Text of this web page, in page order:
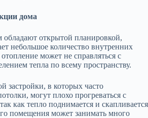
дома
обладают открытой планировкой,
небольшое количество внутренних
может не справляться с
тепла по всему пространству.
застройки, в которых часто
могут плохо прогреваться с
как тепло поднимается и скапливается
помещения может занимать много